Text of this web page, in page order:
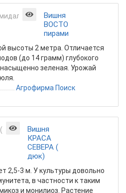
Вишня
ВОСТОРГ
пирамидальная
высоты 2 метра. Отличается
(до 14 грамм) глубокого
зеленая. Урожай
Агрофирма Поиск
Вишня
КРАСА
СЕВЕРА (
дюк)
2,5-3 м. У культуры довольно
в частности к таким
и монилиоз. Растение